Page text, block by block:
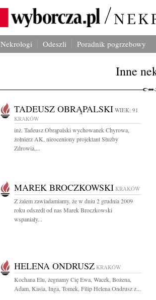
Nekrologi Odeszli Poradnik pogrzebowy
Inne
TADEUSZ OBRĄPALSKI WIEK: 91
KRAKÓW
inż. Tadeusz Obrąpalski wychowanek Chyrowa,
żołnierz AK, nieoceniony projektant Służby
Zdrowia,...
MAREK BROCZKOWSKI KRAKÓW
Z żalem zawiadamiamy, że w dniu 2 grudnia 2009
roku odszedł od nas Marek Broczkowski
wspaniały...
HELENA ONDRUSZ KRAKÓW
Kochana Elu, żegnamy Cię Ewa, Wacek, Bożena,
Adam, Kasia, Inga, Tomek, Filip Helena Ondrusz z...